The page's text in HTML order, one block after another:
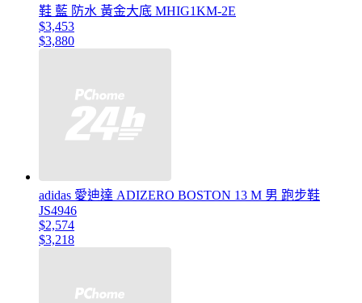
鞋 藍 防水 黃金大底 MHIG1KM-2E
$3,453
$3,880
adidas 愛迪達 ADIZERO BOSTON 13 M 男 跑步鞋
JS4946
$2,574
$3,218